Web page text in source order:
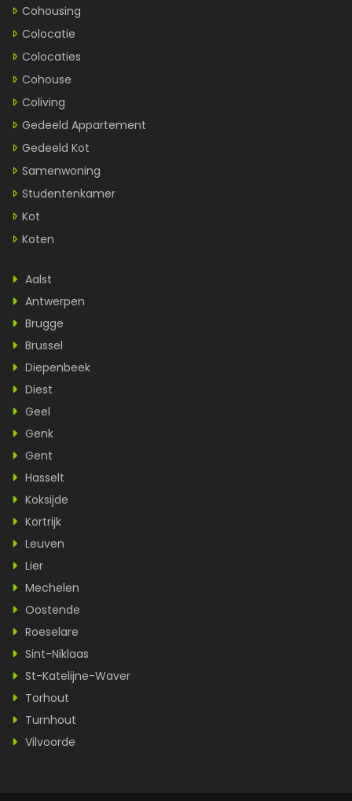
Cohousing
Colocatie
Colocaties
Cohouse
Coliving
Gedeeld Appartement
Gedeeld Kot
Samenwoning
Studentenkamer
Kot
Koten
Aalst
Antwerpen
Brugge
Brussel
Diepenbeek
Diest
Geel
Genk
Gent
Hasselt
Koksijde
Kortrijk
Leuven
Lier
Mechelen
Oostende
Roeselare
Sint-Niklaas
St-Katelijne-Waver
Torhout
Turnhout
Vilvoorde